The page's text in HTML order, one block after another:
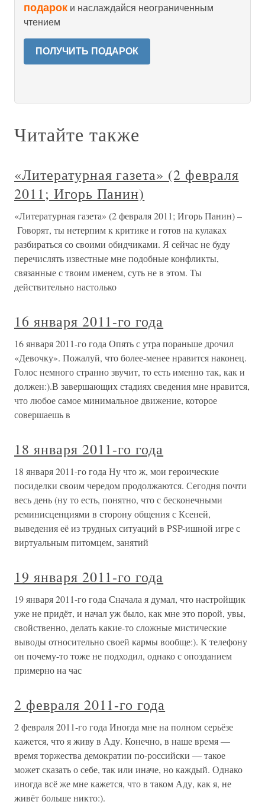
подарок и наслаждайся неограниченным
чтением
ПОЛУЧИТЬ ПОДАРОК
Читайте также
«Литературная газета» (2 февраля
2011; Игорь Панин)
«Литературная газета» (2 февраля 2011; Игорь Панин) –
Говорят, ты нетерпим к критике и готов на кулаках
разбираться со своими обидчиками. Я сейчас не буду
перечислять известные мне подобные конфликты,
связанные с твоим именем, суть не в этом. Ты
действительно настолько
16 января 2011-го года
16 января 2011-го года Опять с утра пораньше дрочил
«Девочку». Пожалуй, что более-менее нравится наконец.
Голос немного странно звучит, то есть именно так, как и
должен:).В завершающих стадиях сведения мне нравится,
что любое самое минимальное движение, которое
совершаешь в
18 января 2011-го года
18 января 2011-го года Ну что ж, мои героические
посиделки своим чередом продолжаются. Сегодня почти
весь день (ну то есть, понятно, что с бесконечными
реминисценциями в сторону общения с Ксеней,
выведения её из трудных ситуаций в PSP-ишной игре с
виртуальным питомцем, занятий
19 января 2011-го года
19 января 2011-го года Сначала я думал, что настройщик
уже не придёт, и начал уж было, как мне это порой, увы,
свойственно, делать какие-то сложные мистические
выводы относительно своей кармы вообще:). К телефону
он почему-то тоже не подходил, однако с опозданием
примерно на час
2 февраля 2011-го года
2 февраля 2011-го года Иногда мне на полном серьёзе
кажется, что я живу в Аду. Конечно, в наше время —
время торжества демократии по-российски — такое
может сказать о себе, так или иначе, но каждый. Однако
иногда всё же мне кажется, что в таком Аду, как я, не
живёт больше никто:).